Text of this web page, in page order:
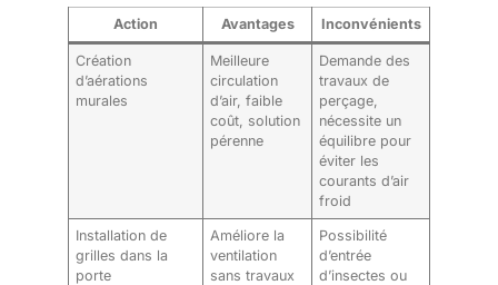
Action Avantages Inconvénients
Création
d’aérations
murales
Meilleure
circulation
d’air, faible
coût, solution
pérenne
Demande des
travaux de
perçage,
nécessite un
équilibre pour
éviter les
courants d’air
froid
Installation de
grilles dans la
porte
Améliore la
ventilation
sans travaux
Possibilité
d’entrée
d’insectes ou